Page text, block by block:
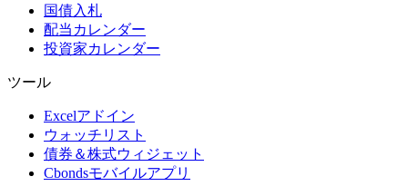
国債入札
配当カレンダー
投資家カレンダー
ツール
Excelアドイン
ウォッチリスト
債券＆株式ウィジェット
Cbondsモバイルアプリ